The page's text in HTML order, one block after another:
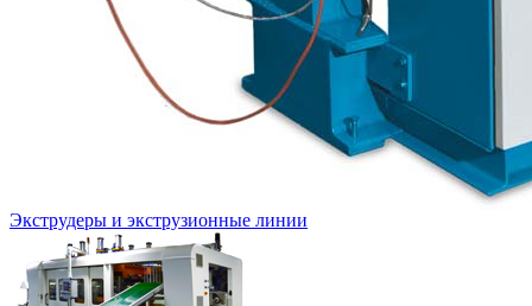
Экструдеры и экструзионные линии